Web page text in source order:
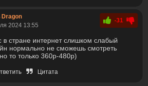
Dragon
2024 13:55
-31
в стране интернет слишком слабый
нормально не сможешь смотреть
то только 360p-480p)
Цитата